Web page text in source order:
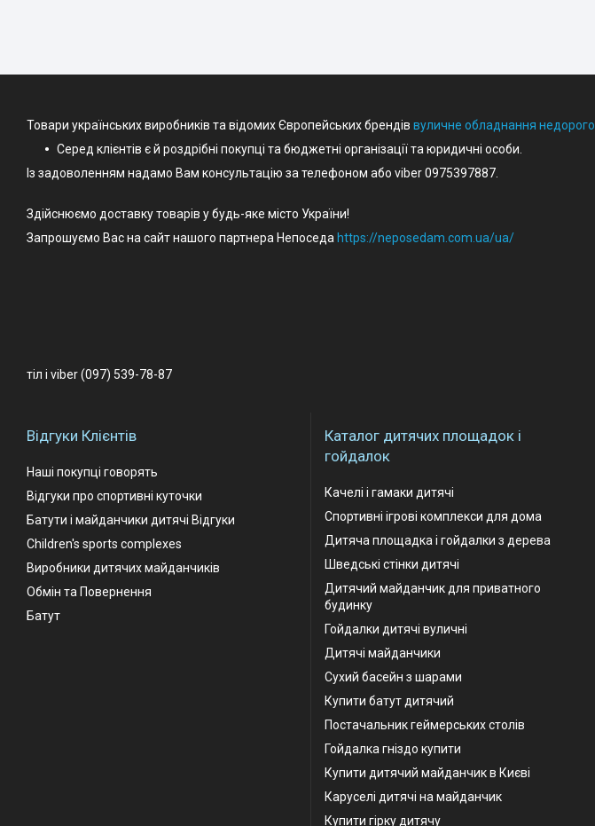
Товари українських виробників та відомих Європейських брендів вуличне обладнання недорого
Серед клієнтів є й роздрібні покупці та бюджетні організації та юридичні особи.
Із задоволенням надамо Вам консультацію за телефоном або viber 0975397887.
Здійснюємо доставку товарів у будь-яке місто України!
Запрошуємо Вас на сайт нашого партнера Непоседа https://neposedam.com.ua/ua/
тіл і viber (097) 539-78-87
Відгуки Клієнтів
Наші покупці говорять
Відгуки про спортивні куточки
Батути і майданчики дитячі Відгуки
Children's sports complexes
Виробники дитячих майданчиків
Обмін та Повернення
Батут
Каталог дитячих площадок і
гойдалок
Качелі і гамаки дитячі
Спортивні ігрові комплекси для дома
Дитяча площадка і гойдалки з дерева
Шведські стінки дитячі
Дитячий майданчик для приватного
будинку
Гойдалки дитячі вуличні
Дитячі майданчики
Сухий басейн з шарами
Купити батут дитячий
Постачальник геймерських столів
Гойдалка гніздо купити
Купити дитячий майданчик в Києві
Каруселі дитячі на майданчик
Купити гірку дитячу